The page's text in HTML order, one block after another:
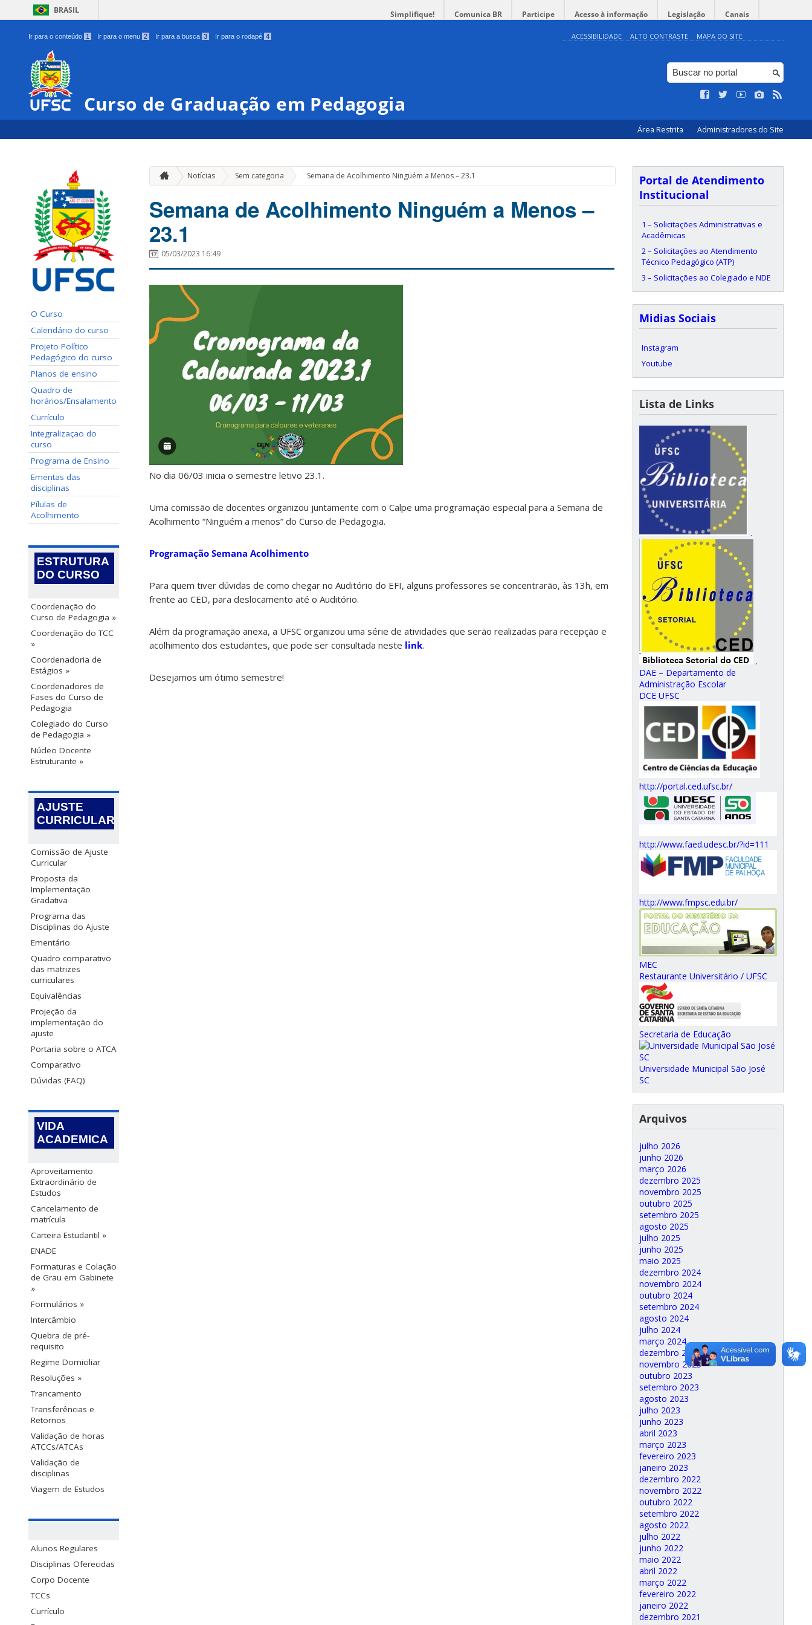
BRASIL Simplifique! Comunica BR Participe Acesso à informação Legislação Canais
Ir para o conteúdo 1 Ir para o menu 2 Ir para a busca 3 Ir para o rodapé 4 ACESSIBILIDADE ALTO CONTRASTE MAPA DO SITE
Curso de Graduação em Pedagogia
Área Restrita Administradores do Site
O Curso
Calendário do curso
Projeto Político
Pedagógico do curso
Planos de ensino
Quadro de
horários/Ensalamento
Currículo
Integralizaçao do
curso
Programa de Ensino
Ementas das
disciplinas
Pílulas de
Acolhimento
ESTRUTURA
DO CURSO
Coordenação do
Curso de Pedagogia »
Coordenação do TCC
»
Coordenadoria de
Estágios »
Coordenadores de
Fases do Curso de
Pedagogia
Colegiado do Curso
de Pedagogia »
Núcleo Docente
Estruturante »
AJUSTE
CURRICULAR
Comissão de Ajuste
Curricular
Proposta da
Implementação
Gradativa
Programa das
Disciplinas do Ajuste
Ementário
Quadro comparativo
das matrizes
curriculares
Equivalências
Projeção da
implementação do
ajuste
Portaria sobre o ATCA
Comparativo
Dúvidas (FAQ)
VIDA
ACADEMICA
Aproveitamento
Extraordinário de
Estudos
Cancelamento de
matrícula
Carteira Estudantil »
ENADE
Formaturas e Colação
de Grau em Gabinete
»
Formulários »
Intercâmbio
Quebra de pré-
requisito
Regime Domiciliar
Resoluções »
Trancamento
Transferências e
Retornos
Validação de horas
ATCCs/ATCAs
Validação de
disciplinas
Viagem de Estudos
Alunos Regulares
Disciplinas Oferecidas
Corpo Docente
TCCs
Currículo
Notícias Sem categoria » Semana de Acolhimento Ninguém a Menos – 23.1
Semana de Acolhimento Ninguém a Menos –
23.1
05/03/2023 16:49
No dia 06/03 inicia o semestre letivo 23.1.
Uma comissão de docentes organizou juntamente com o Calpe uma programação especial para a Semana de
Acolhimento “Ninguém a menos” do Curso de Pedagogia.
Programação Semana Acolhimento
Para quem tiver dúvidas de como chegar no Auditório do EFI, alguns professores se concentrarão, às 13h, em
frente ao CED, para deslocamento até o Auditório.
Além da programação anexa, a UFSC organizou uma série de atividades que serão realizadas para recepção e
acolhimento dos estudantes, que pode ser consultada neste link.
Desejamos um ótimo semestre!
Portal de Atendimento
Institucional
1 – Solicitações Administrativas e
Acadêmicas
2 – Solicitações ao Atendimento
Técnico Pedagógico (ATP)
3 – Solicitações ao Colegiado e NDE
Midias Sociais
Instagram
Youtube
Lista de Links
.
.
DAE – Departamento de
Administração Escolar
DCE UFSC
http://portal.ced.ufsc.br/
http://www.faed.udesc.br/?id=111
http://www.fmpsc.edu.br/
MEC
Restaurante Universitário / UFSC
Secretaria de Educação
Universidade Municipal São José
SC
Arquivos
julho 2026
junho 2026
março 2026
dezembro 2025
novembro 2025
outubro 2025
setembro 2025
agosto 2025
julho 2025
junho 2025
maio 2025
dezembro 2024
novembro 2024
outubro 2024
setembro 2024
agosto 2024
julho 2024
março 2024
dezembro 2023
novembro 2023
outubro 2023
setembro 2023
agosto 2023
julho 2023
junho 2023
abril 2023
março 2023
fevereiro 2023
janeiro 2023
dezembro 2022
novembro 2022
outubro 2022
setembro 2022
agosto 2022
julho 2022
junho 2022
maio 2022
abril 2022
março 2022
fevereiro 2022
janeiro 2022
dezembro 2021